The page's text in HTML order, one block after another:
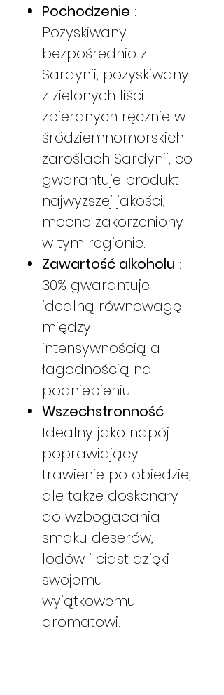
Pochodzenie :
Pozyskiwany
bezpośrednio z
Sardynii, pozyskiwany
z zielonych liści
zbieranych ręcznie w
śródziemnomorskich
zaroślach Sardynii, co
gwarantuje produkt
najwyższej jakości,
mocno zakorzeniony
w tym regionie.
Zawartość alkoholu :
30% gwarantuje
idealną równowagę
między
intensywnością a
łagodnością na
podniebieniu.
Wszechstronność :
Idealny jako napój
poprawiający
trawienie po obiedzie,
ale także doskonały
do wzbogacania
smaku deserów,
lodów i ciast dzięki
swojemu
wyjątkowemu
aromatowi.